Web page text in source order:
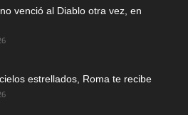
venció al Diablo otra vez, en
estrellados, Roma te recibe